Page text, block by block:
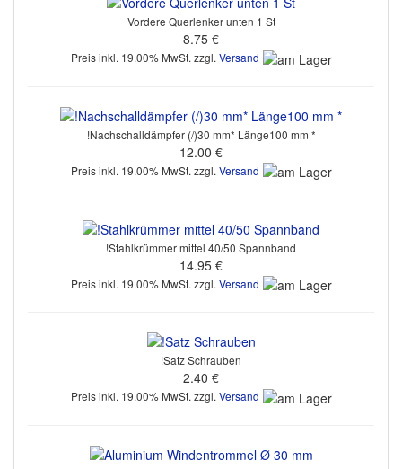
Vordere Querlenker unten 1 St
8.75 €
Preis inkl. 19.00% MwSt. zzgl.Versand
!Nachschalldämpfer (/)30 mm* Länge100 mm *
12.00 €
Preis inkl. 19.00% MwSt. zzgl. Versand
!Stahlkrümmer mittel 40/50 Spannband
14.95 €
Preis inkl. 19.00% MwSt. zzgl. Versand
!Satz Schrauben
2.40 €
Preis inkl. 19.00% MwSt. zzgl.Versand